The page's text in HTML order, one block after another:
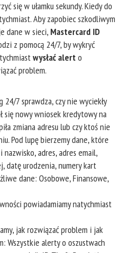
się w ułamku sekundy. Kiedy do
Aby zapobiec szkodliwym
dane w sieci, Mastercard ID
z pomocą 24/7, by wykryć
wysłać alert o
problem.
24/7 sprawdza, czy nie wyciekły
się nowy wniosek kredytowy na
zmiana adresu lub czy ktoś nie
Pod lupę bierzemy dane, które
adres, adres email,
datę urodzenia, numery kart
dane: Osobowe, Finansowe,
powiadamiamy natychmiast
jak rozwiązać problem i jak
Wszystkie alerty o oszustwach